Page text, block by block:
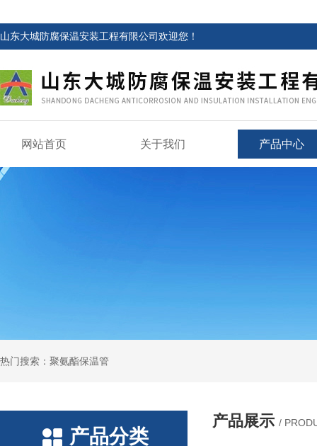
山东大城防腐保温安装工程有限公司欢迎您！
网站首页 关于我们 产品中心
热门搜索：聚氨酯保温管
产品分类
产品展示 /